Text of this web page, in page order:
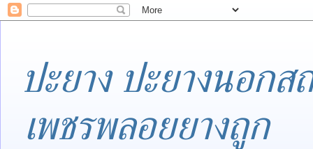
ปะยาง ปะยางนอก
เพชรพลอยยางถูก